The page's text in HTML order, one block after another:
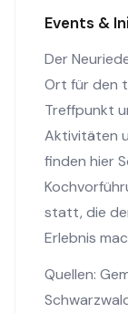
Events &
Der
Ort für den
Treffpunkt
Aktivitäten
finden hier
statt, die
Erlebnis
Quellen: